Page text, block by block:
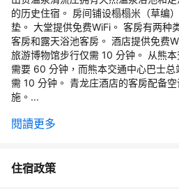
的历史住宿。 房间铺设榻榻米（草编
垫。 大堂提供免费WiFi。 客房有两种
客房和露天浴池客房。 酒店提供免费
旅游博物馆步行仅需 10 分钟。 从熊
需要 60 分钟，而熊本交通中心巴士
需 10 分钟。 青龙庄酒店的客房配备
施。...
閱讀更多
住宿政策